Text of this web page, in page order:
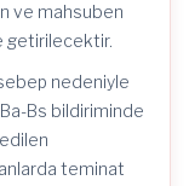
ve mahsuben
getirilecektir.
nedeniyle
Bs bildiriminde
teminat